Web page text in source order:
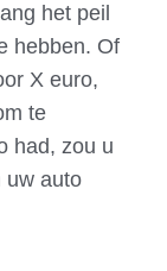
het peil
hebben. Of
X euro,
te
had, zou u
uw auto